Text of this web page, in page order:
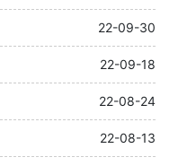
22-09-30
22-09-18
22-08-24
22-08-13